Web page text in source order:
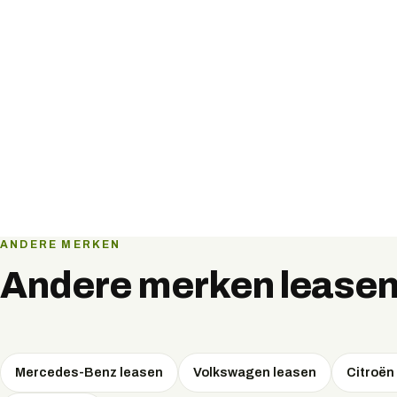
ANDERE MERKEN
Andere merken leasen
Mercedes-Benz leasen Volkswagen leasen Citroën